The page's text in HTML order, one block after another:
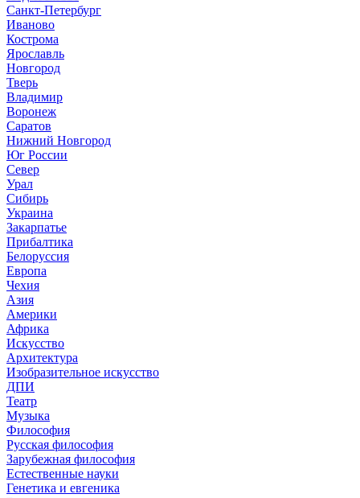
Санкт-Петербург
Иваново
Кострома
Ярославль
Новгород
Тверь
Владимир
Воронеж
Саратов
Нижний Новгород
Юг России
Север
Урал
Сибирь
Украина
Закарпатье
Прибалтика
Белоруссия
Европа
Чехия
Азия
Америки
Африка
Искусство
Архитектура
Изобразительное искусство
ДПИ
Театр
Музыка
Философия
Русская философия
Зарубежная философия
Естественные науки
Генетика и евгеника